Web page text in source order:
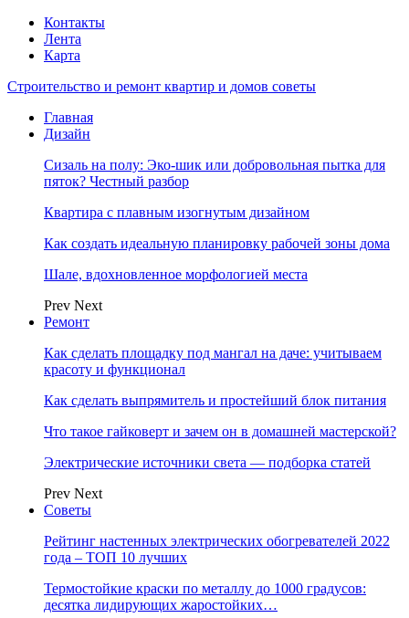
Контакты
Лента
Карта
Строительство и ремонт квартир и домов советы
Главная
Дизайн
Сизаль на полу: Эко-шик или добровольная пытка для
пяток? Честный разбор
Квартира с плавным изогнутым дизайном
Как создать идеальную планировку рабочей зоны дома
Шале, вдохновленное морфологией места
Prev Next
Ремонт
Как сделать площадку под мангал на даче: учитываем
красоту и функционал
Как сделать выпрямитель и простейший блок питания
Что такое гайковерт и зачем он в домашней мастерской?
Электрические источники света — подборка статей
Prev Next
Советы
Рейтинг настенных электрических обогревателей 2022
года – ТОП 10 лучших
Термостойкие краски по металлу до 1000 градусов:
десятка лидирующих жаростойких…